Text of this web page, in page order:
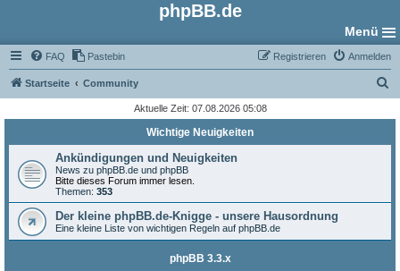
phpBB.de
Menü
FAQ Pastebin Anmelden
Registrieren
Startseite Community
h
Aktuelle Zeit: 07.08.2026 05:08
Wichtige Neuigkeiten
Ankündigungen und Neuigkeiten
News zu phpBB.de und phpBB
Bitte dieses Forum immer lesen.
Themen: 353
Der kleine phpBB.de-Knigge - unsere Hausordnung
Eine kleine Liste von wichtigen Regeln auf phpBB.de
phpBB 3.3.x